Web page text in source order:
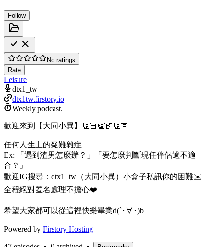
Follow
No ratings
Rate
Leisure
dtx1_tw
dtx1tw.firstory.io
Weekly podcast.
歡迎來到【大同小異】👏🏻👏🏻👏🏻
任何人生上的疑難雜症
Ex: 「遇到渣男怎麼辦？」「要怎麼判斷現任伴侶適不適
合？」
歡迎IG搜尋：dtx1_tw（大同小異）小盒子私訊你的困難✉️
全程絕對匿名處理不擔心❤️
希望大家都可以從這裡快樂畢業d(`･∀･)b
Powered by Firstory Hosting